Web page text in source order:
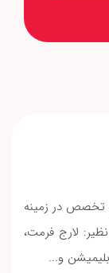
15 سال تجربه و تخصص در زمینه
لارج فرمت،
و...